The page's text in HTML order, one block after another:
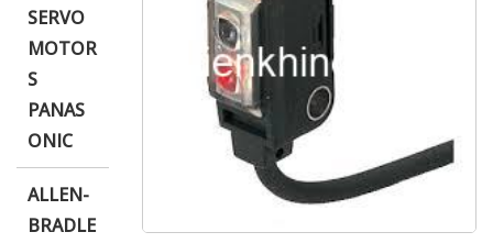
SERVO
MOTOR
S
PANAS
ONIC
ALLEN-
BRADLE
XNK